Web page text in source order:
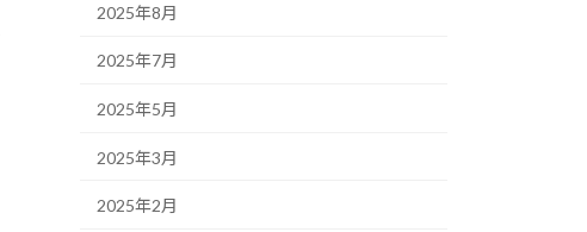
2025年8月
2025年7月
2025年5月
2025年3月
2025年2月